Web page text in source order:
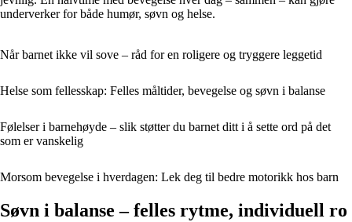
underverker for både humør, søvn og helse.
Når barnet ikke vil sove – råd for en roligere og tryggere leggetid
Helse som fellesskap: Felles måltider, bevegelse og søvn i balanse
Følelser i barnehøyde – slik støtter du barnet ditt i å sette ord på det
som er vanskelig
Morsom bevegelse i hverdagen: Lek deg til bedre motorikk hos barn
Søvn i balanse – felles rytme, individuell ro